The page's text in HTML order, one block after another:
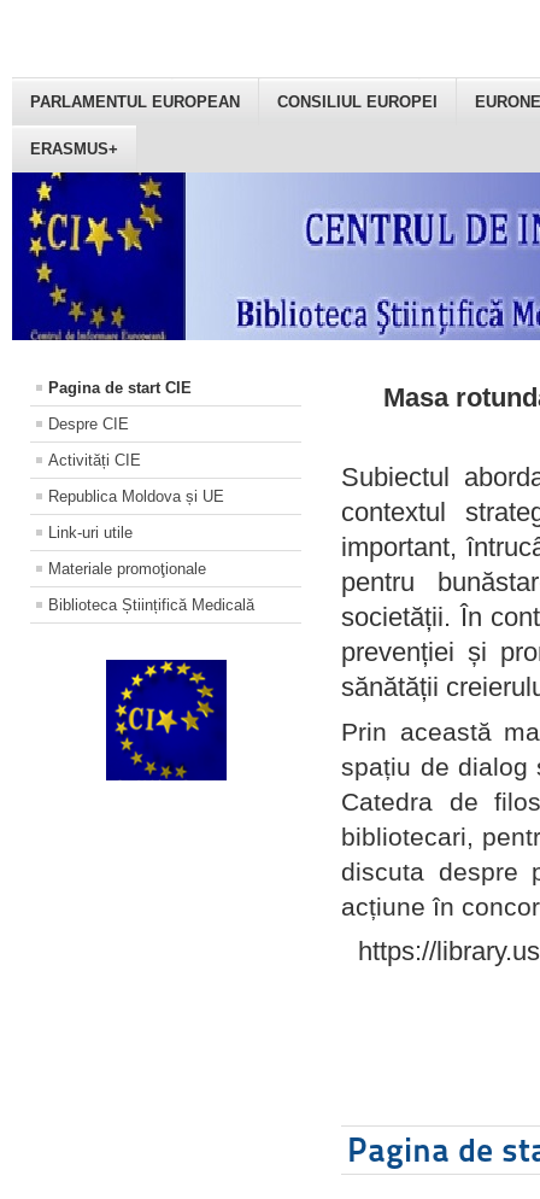
PARLAMENTUL EUROPEAN CONSILIUL EUROPEI
ERASMUS+
Pagina de start CIE
Despre CIE
Activități CIE
Republica Moldova și UE
Link-uri utile
Materiale promoţionale
Biblioteca Științifică Medicală
Masa
Subiectul
contextul
important,
pentru
societății. În
prevenției și
sănătății
Prin această
spațiu de dialog
Catedra de
bibliotecari,
discuta despre
acțiune în
https://
Pagina de